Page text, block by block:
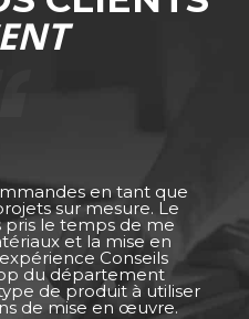
en tant que
sur mesure. Le
le temps de me
et la mise en
Conseils
du département
de produit à utiliser
de mise en œuvre.